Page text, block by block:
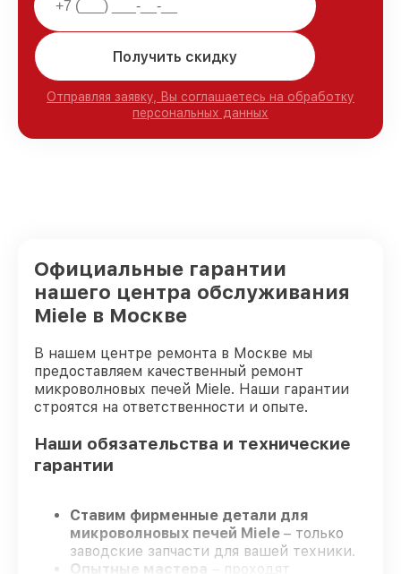
Получить скидку
Отправляя заявку, Вы соглашаетесь на обработку
персональных данных
Официальные гарантии
нашего центра обслуживания
Miele в Москве
В нашем центре ремонта в Москве мы
предоставляем качественный ремонт
микроволновых печей Miele. Наши гарантии
строятся на ответственности и опыте.
Наши обязательства и технические
гарантии
Ставим фирменные детали для
микроволновых печей Miele – только
заводские запчасти для вашей техники.
Опытные мастера
– проходят